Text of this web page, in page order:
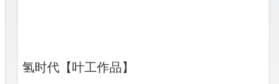
氢时代【叶工作品】